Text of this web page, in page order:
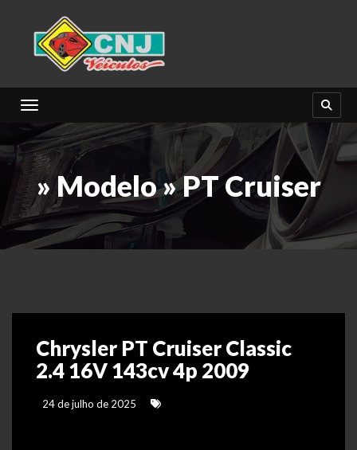
Toggle navigation
» Modelo » PT Cruiser
Chrysler PT Cruiser Classic
2.4 16V 143cv 4p 2009
24 de julho de 2025